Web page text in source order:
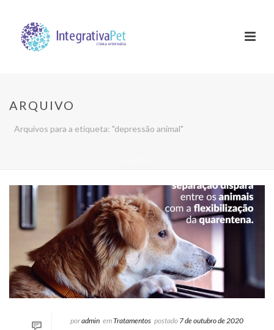
ARQUIVO
Arquivos para a etiqueta: "depressão animal"
poradmin emTratamentos postado 7 de outubro de 2020